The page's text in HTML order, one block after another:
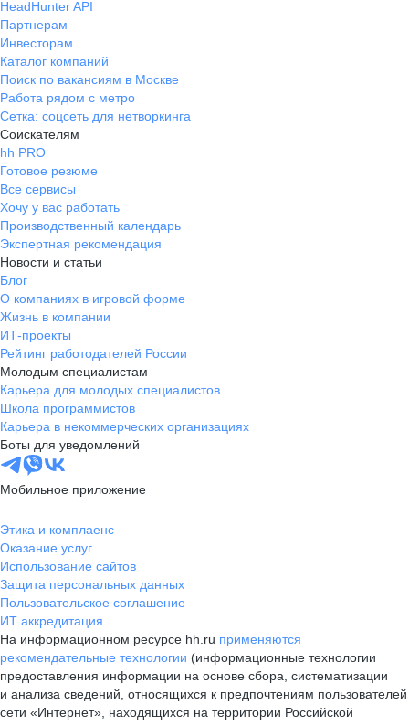
HeadHunter API
Партнерам
Инвесторам
Каталог компаний
Поиск по вакансиям в Москве
Работа рядом с метро
Сетка: соцсеть для нетворкинга
Соискателям
hh PRO
Готовое резюме
Все сервисы
Хочу у вас работать
Производственный календарь
Экспертная рекомендация
Новости и статьи
Блог
О компаниях в игровой форме
Жизнь в компании
ИТ-проекты
Рейтинг работодателей России
Молодым специалистам
Карьера для молодых специалистов
Школа программистов
Карьера в некоммерческих организациях
Боты для уведомлений
Мобильное приложение
Этика и комплаенс
Оказание услуг
Использование сайтов
Защита персональных данных
Пользовательское соглашение
ИТ аккредитация
На информационном ресурсе hh.ru применяются
рекомендательные технологии (информационные технологии
предоставления информации на основе сбора, систематизации
и анализа сведений, относящихся к предпочтениям пользователей
сети «Интернет», находящихся на территории Российской